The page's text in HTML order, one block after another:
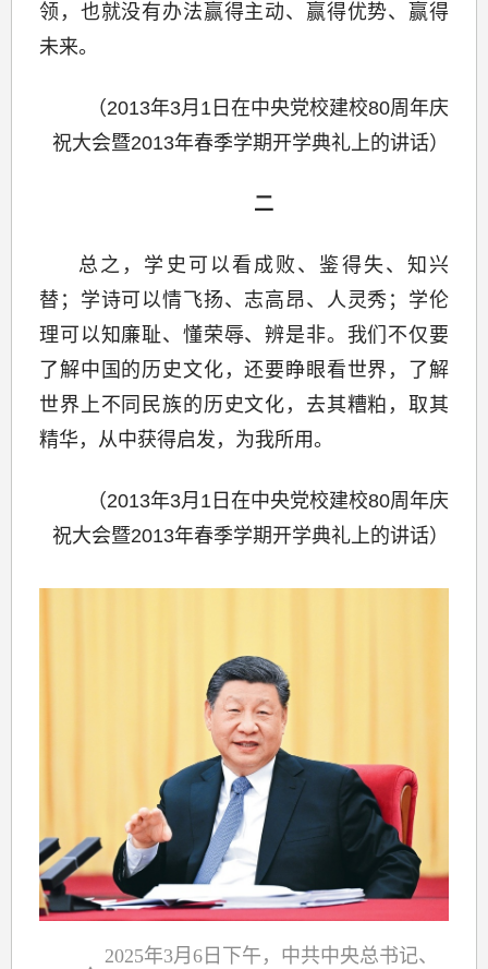
领，也就没有办法赢得主动、赢得优势、赢得
未来。
（2013年3月1日在中央党校建校80周年庆
祝大会暨2013年春季学期开学典礼上的讲话）
二
总之，学史可以看成败、鉴得失、知兴
替；学诗可以情飞扬、志高昂、人灵秀；学伦
理可以知廉耻、懂荣辱、辨是非。我们不仅要
了解中国的历史文化，还要睁眼看世界，了解
世界上不同民族的历史文化，去其糟粕，取其
精华，从中获得启发，为我所用。
（2013年3月1日在中央党校建校80周年庆
祝大会暨2013年春季学期开学典礼上的讲话）
2025年3月6日下午，中共中央总书记、